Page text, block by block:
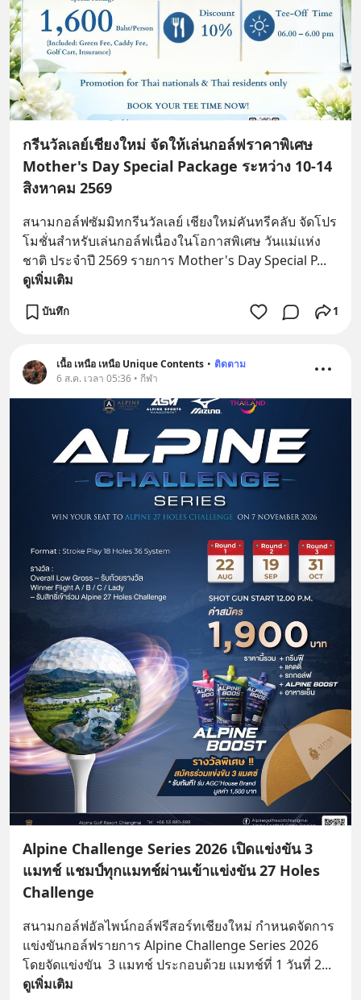
กรีนวัลเลย์เชียงใหม่ จัดให้เล่นกอล์ฟราคาพิเศษ
Mother's Day Special Package ระหว่าง 10-14
สิงหาคม 2569
สนามกอล์ฟซัมมิทกรีนวัลเลย์ เชียงใหม่คันทรีคลับ จัดโปร
โมชั่นสำหรับเล่นกอล์ฟเนื่องในโอกาสพิเศษ วันแม่แห่ง
ชาติ ประจำปี 2569 รายการ Mother's Day Special P...
ดูเพิ่มเติม
บันทึก 1
เนื้อ เหนือ เหนือ Unique Contents • ติดตาม
6 ส.ค. เวลา 05:36 • กีฬา
Alpine Challenge Series 2026 เปิดแข่งขัน 3
แมทช์ แชมป์ทุกแมทช์ผ่านเข้าแข่งขัน 27 Holes
Challenge
สนามกอล์ฟอัลไพน์กอล์ฟรีสอร์ทเชียงใหม่ กำหนดจัดการ
แข่งขันกอล์ฟรายการ Alpine Challenge Series 2026
โดยจัดแข่งขัน  3 แมทช์ ประกอบด้วย แมทช์ที่ 1 วันที่ 2...
ดูเพิ่มเติม